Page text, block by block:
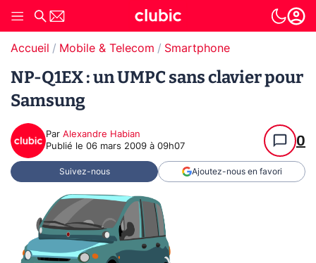
Accueil Mobile & Telecom Smartphone
NP-Q1EX : un UMPC sans clavier pour
Samsung
Par Alexandre Habian
Publié le 06 mars 2009 à 09h07 0
Suivez-nous Ajoutez-nous en favori